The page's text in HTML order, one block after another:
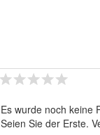
Es wurde noch keine
Seien Sie der Erste.